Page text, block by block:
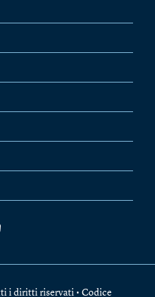
i diritti riservati • Codice